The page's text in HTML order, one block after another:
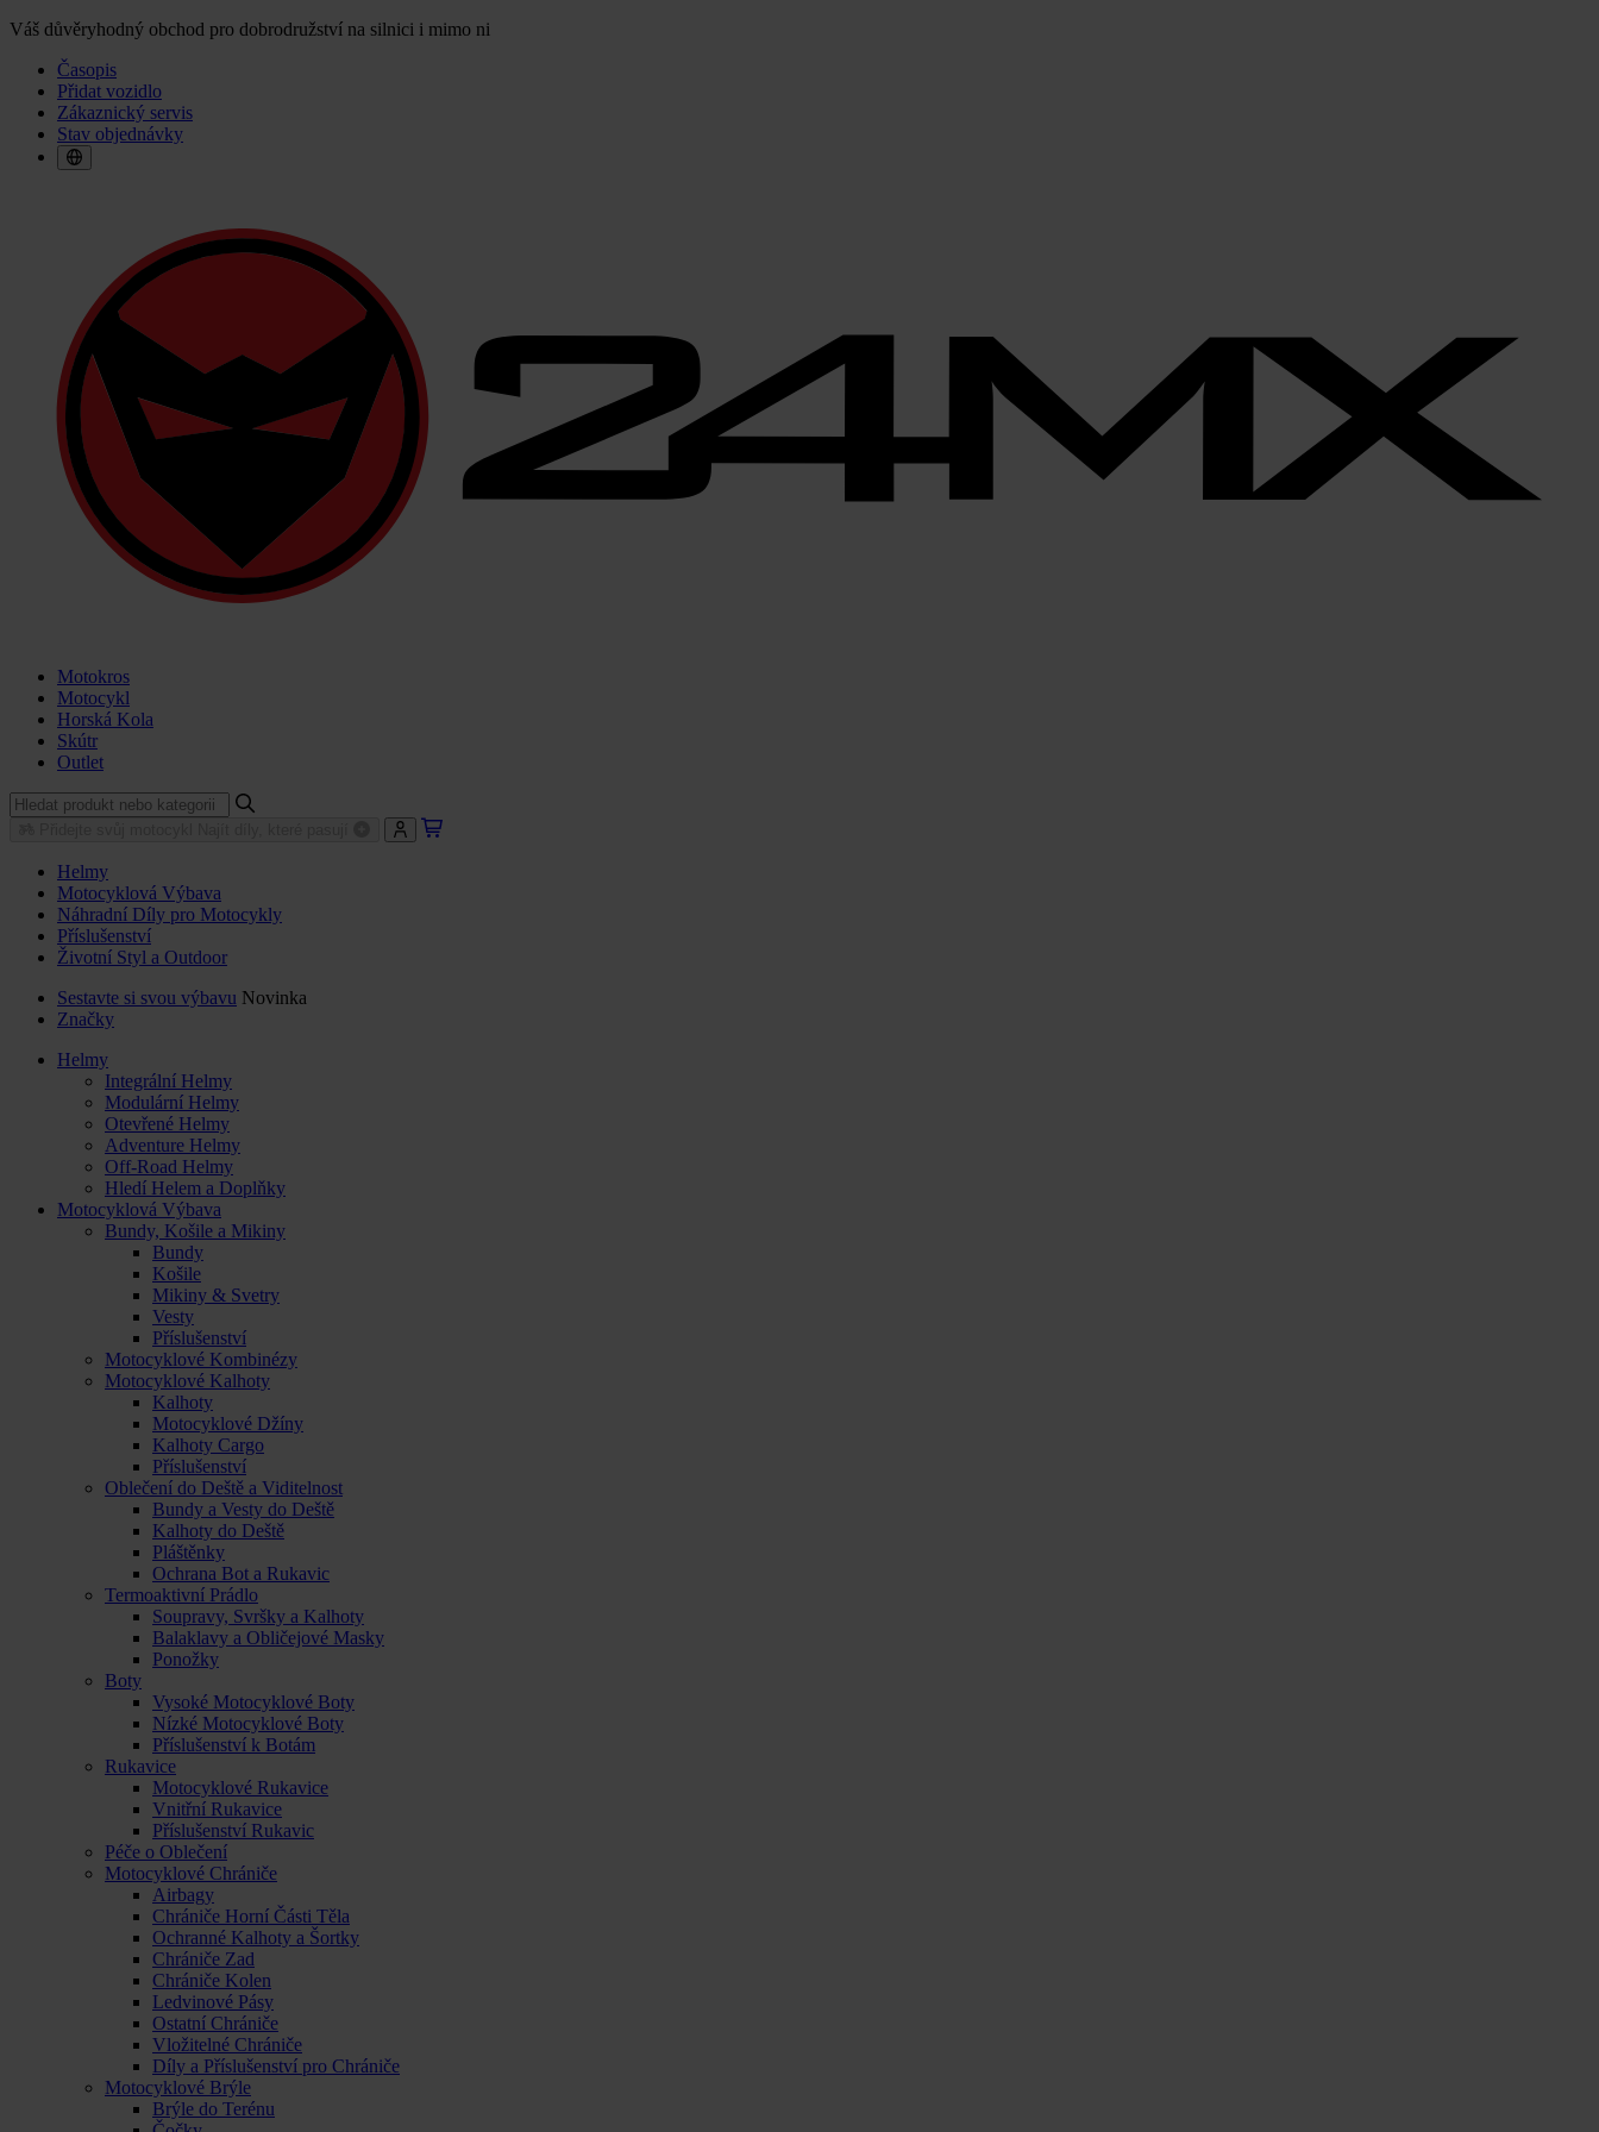
Váš důvěryhodný obchod pro dobrodružství na silnici i mimo ni
Časopis
Přidat vozidlo
Zákaznický servis
Stav objednávky
Motokros
Motocykl
Horská Kola
Skútr
Outlet
Helmy
Motocyklová Výbava
Náhradní Díly pro Motocykly
Příslušenství
Životní Styl a Outdoor
Sestavte si svou výbavu Novinka
Značky
Helmy
Integrální Helmy
Modulární Helmy
Otevřené Helmy
Adventure Helmy
Off-Road Helmy
Hledí Helem a Doplňky
Motocyklová Výbava
Bundy, Košile a Mikiny
Bundy
Košile
Mikiny & Svetry
Vesty
Příslušenství
Motocyklové Kombinézy
Motocyklové Kalhoty
Kalhoty
Motocyklové Džíny
Kalhoty Cargo
Příslušenství
Oblečení do Deště a Viditelnost
Bundy a Vesty do Deště
Kalhoty do Deště
Pláštěnky
Ochrana Bot a Rukavic
Termoaktivní Prádlo
Soupravy, Svršky a Kalhoty
Balaklavy a Obličejové Masky
Ponožky
Boty
Vysoké Motocyklové Boty
Nízké Motocyklové Boty
Příslušenství k Botám
Rukavice
Motocyklové Rukavice
Vnitřní Rukavice
Příslušenství Rukavic
Péče o Oblečení
Motocyklové Chrániče
Airbagy
Chrániče Horní Části Těla
Ochranné Kalhoty a Šortky
Chrániče Zad
Chrániče Kolen
Ledvinové Pásy
Ostatní Chrániče
Vložitelné Chrániče
Díly a Příslušenství pro Chrániče
Motocyklové Brýle
Brýle do Terénu